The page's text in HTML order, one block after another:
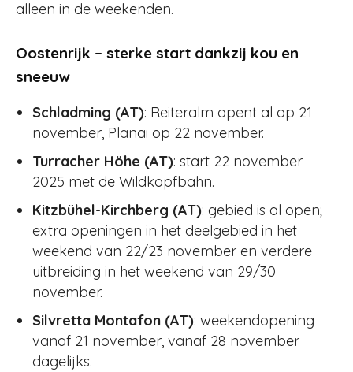
alleen in de weekenden.
Oostenrijk – sterke start dankzij kou en
sneeuw
Schladming (AT): Reiteralm opent al op 21
november, Planai op 22 november.
Turracher Höhe (AT): start 22 november
2025 met de Wildkopfbahn.
Kitzbühel-Kirchberg (AT): gebied is al open;
extra openingen in het deelgebied in het
weekend van 22/23 november en verdere
uitbreiding in het weekend van 29/30
november.
Silvretta Montafon (AT): weekendopening
vanaf 21 november, vanaf 28 november
dagelijks.